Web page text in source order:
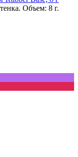
Объем: 8 г.